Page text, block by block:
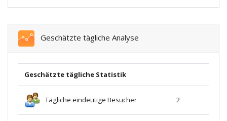
Geschätzte tägliche Analyse
Geschätzte tägliche Statistik
Tägliche eindeutige Besucher 2